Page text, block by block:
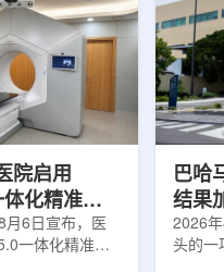
放射性物质，可
。阿里夫表示，
症识别和治疗具
领域，BRIN将
，重点包括出口
里夫介绍，一些
微环境
衰变的
临床
湮灭过
累情况
程度相
院启用
化精准放
月6日宣布，医
一体化精准放
开始全面用于患
巴哈
结果
2026
头的一
强癌症